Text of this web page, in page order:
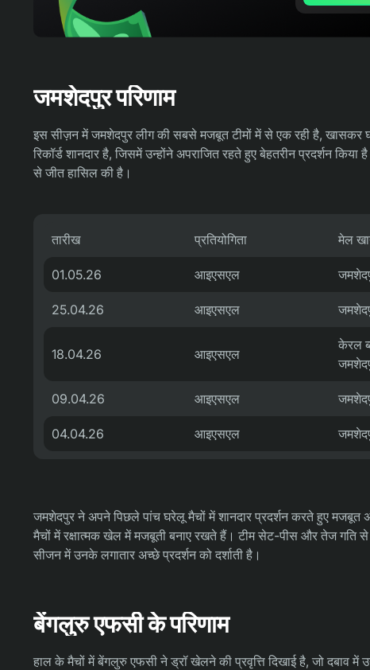
जमशेदपुर परिणाम
इस सीज़न में जमशेदपुर लीग की सबसे मजबूत टीमों में से एक रही है, खासकर
रिकॉर्ड शानदार है, जिसमें उन्होंने अपराजित रहते हुए बेहतरीन प्रदर्शन
से जीत हासिल की है।
तारीख प्रतियोगिता मेल
01.05.26 आइएसएल
25.04.26 आइएसएल
18.04.26 आइएसएल
केरल
09.04.26 आइएसएल
04.04.26 आइएसएल
जमशेदपुर ने अपने पिछले पांच घरेलू मैचों में शानदार प्रदर्शन करते हुए मजबूत
मैचों में रक्षात्मक खेल में मजबूती बनाए रखते हैं। टीम सेट-पीस और तेज गति से
सीजन में उनके लगातार अच्छे प्रदर्शन को दर्शाती है।
बेंगलुरु एफसी के परिणाम
हाल के मैचों में बेंगलुरु एफसी ने ड्रॉ खेलने की प्रवृत्ति दिखाई है, जो दबाव में